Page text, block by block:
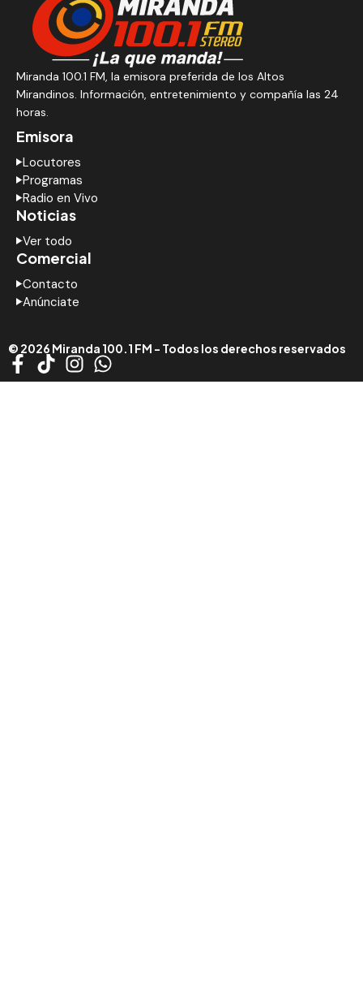
Miranda 100.1 FM, la emisora preferida de los Altos
Mirandinos. Información, entretenimiento y compañía las 24
horas.
Emisora
Locutores
Programas
Radio en Vivo
Noticias
Ver todo
Comercial
Contacto
Anúnciate
© 2026 Miranda 100.1 FM - Todos los derechos reservados